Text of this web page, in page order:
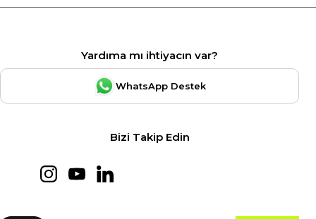
Yardıma mı ihtiyacın var?
WhatsApp Destek
Bizi Takip Edin